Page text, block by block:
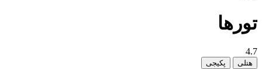
تور‌ها
4.7
هتلی پکیجی